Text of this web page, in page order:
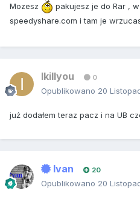
Mozesz
pakujesz je do Rar ,
speedyshare.com i tam je
Ikillyou 0
Opublikowano 20
już dodałem teraz pacz i na UB
Ivan 20
Opublikowano 20